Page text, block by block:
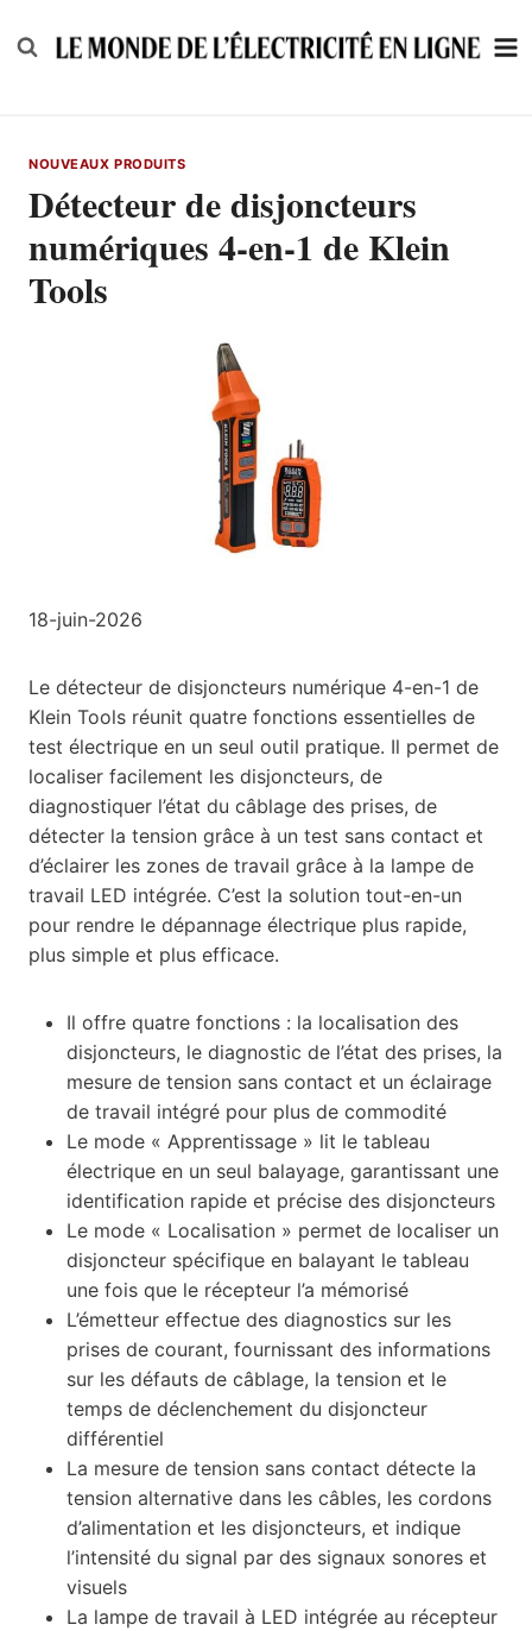
to
NOUVEAUX PRODUITS
Détecteur de disjoncteurs
numériques 4-en-1 de Klein
Tools
18-juin-2026
Le détecteur de disjoncteurs numérique 4-en-1 de
Klein Tools réunit quatre fonctions essentielles de
test électrique en un seul outil pratique. Il permet de
localiser facilement les disjoncteurs, de
diagnostiquer l’état du câblage des prises, de
détecter la tension grâce à un test sans contact et
d’éclairer les zones de travail grâce à la lampe de
travail LED intégrée. C’est la solution tout-en-un
pour rendre le dépannage électrique plus rapide,
plus simple et plus efficace.
Il offre quatre fonctions : la localisation des
disjoncteurs, le diagnostic de l’état des prises, la
mesure de tension sans contact et un éclairage
de travail intégré pour plus de commodité
Le mode « Apprentissage » lit le tableau
électrique en un seul balayage, garantissant une
identification rapide et précise des disjoncteurs
Le mode « Localisation » permet de localiser un
disjoncteur spécifique en balayant le tableau
une fois que le récepteur l’a mémorisé
L’émetteur effectue des diagnostics sur les
prises de courant, fournissant des informations
sur les défauts de câblage, la tension et le
temps de déclenchement du disjoncteur
différentiel
La mesure de tension sans contact détecte la
tension alternative dans les câbles, les cordons
d’alimentation et les disjoncteurs, et indique
l’intensité du signal par des signaux sonores et
visuels
La lampe de travail à LED intégrée au récepteur